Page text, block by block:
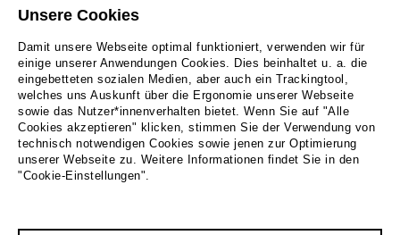
Unsere Cookies
Damit unsere Webseite optimal funktioniert, verwenden wir für
einige unserer Anwendungen Cookies. Dies beinhaltet u. a. die
eingebetteten sozialen Medien, aber auch ein Trackingtool,
welches uns Auskunft über die Ergonomie unserer Webseite
sowie das Nutzer*innenverhalten bietet. Wenn Sie auf "Alle
Cookies akzeptieren" klicken, stimmen Sie der Verwendung von
technisch notwendigen Cookies sowie jenen zur Optimierung
unserer Webseite zu. Weitere Informationen findet Sie in den
"Cookie-Einstellungen".